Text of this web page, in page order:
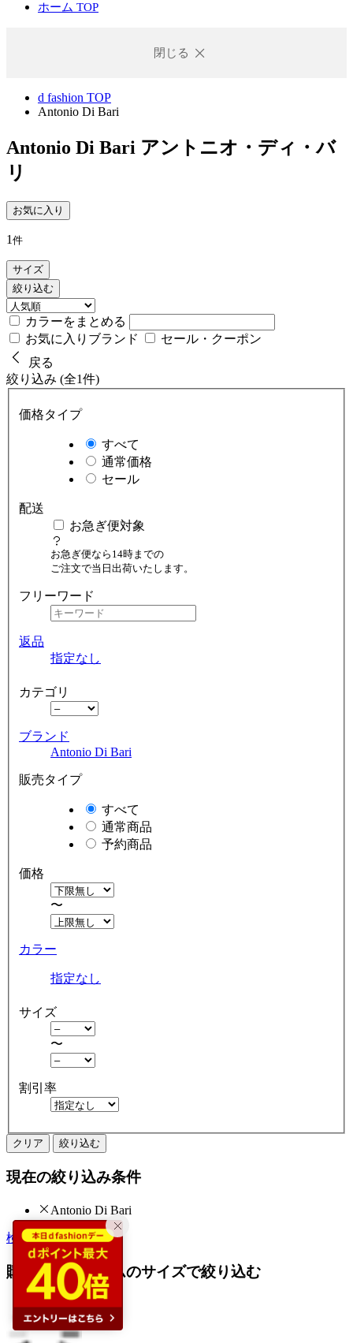
ホーム TOP
閉じる
d fashion TOP
Antonio Di Bari
Antonio Di Bari アントニオ・ディ・バ
リ
お気に入り
1 件
サイズ
絞り込む
カラーをまとめる
お気に入りブランド
セール・クーポン
戻る
絞り込み (全1件)
価格タイプ
すべて
通常価格
セール
配送
お急ぎ便対象
お急ぎ便なら14時までの
ご注文で当日出荷いたします。
フリーワード
返品
指定なし
カテゴリ
ブランド
Antonio Di Bari
販売タイプ
すべて
通常商品
予約商品
価格
〜
カラー
指定なし
サイズ
〜
割引率
クリア 絞り込む
現在の絞り込み条件
Antonio Di Bari
検索履歴から探す
購入済みアイテムのサイズで絞り込む